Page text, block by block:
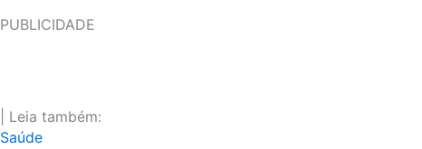
PUBLICIDADE
| Leia também:
Saúde